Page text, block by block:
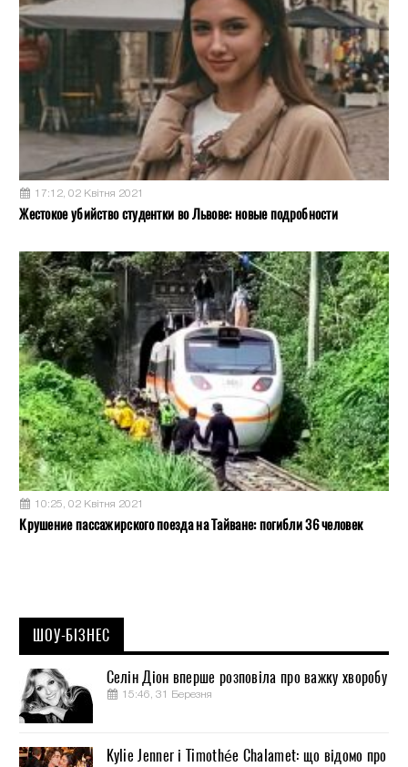
17:12, 02 Квітня 2021
Жестокое убийство студентки во Львове: новые подробности
10:25, 02 Квітня 2021
Крушение пассажирского поезда на Тайване: погибли 36 человек
ШОУ-БІЗНЕС
Селін Діон вперше розповіла про важку хворобу
15:46, 31 Березня
Kylie Jenner і Timothée Chalamet: що відомо про